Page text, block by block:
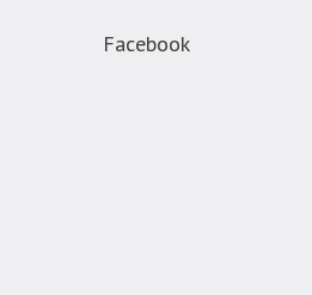
Facebook